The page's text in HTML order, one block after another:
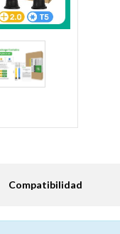
Compatibilidad